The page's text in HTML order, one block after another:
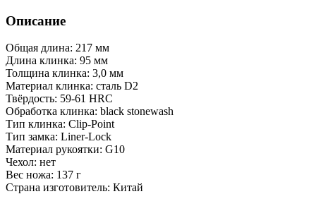
Описание
Общая длина: 217 мм
Длина клинка: 95 мм
Толщина клинка: 3,0 мм
Материал клинка: сталь D2
Твёрдость: 59-61 HRC
Обработка клинка: black stonewash
Тип клинка: Clip-Point
Тип замка: Liner-Lock
Материал рукоятки: G10
Чехол: нет
Вес ножа: 137 г
Страна изготовитель: Китай